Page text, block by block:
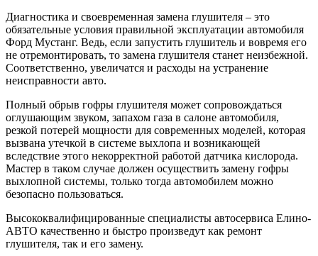
Диагностика и своевременная замена глушителя – это
обязательные условия правильной эксплуатации автомобиля
Форд Мустанг. Ведь, если запустить глушитель и вовремя его
не отремонтировать, то замена глушителя станет неизбежной.
Соответственно, увеличатся и расходы на устранение
неисправности авто.
Полный обрыв гофры глушителя может сопровождаться
оглушающим звуком, запахом газа в салоне автомобиля,
резкой потерей мощности для современных моделей, которая
вызвана утечкой в системе выхлопа и возникающей
вследствие этого некорректной работой датчика кислорода.
Мастер в таком случае должен осуществить замену гофры
выхлопной системы, только тогда автомобилем можно
безопасно пользоваться.
Высококвалифицированные специалисты автосервиса Елино-
АВТО качественно и быстро произведут как ремонт
глушителя, так и его замену.